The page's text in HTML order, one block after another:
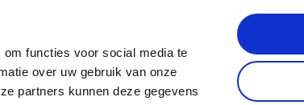
functies voor social media te
over uw gebruik van onze
partners kunnen deze gegevens